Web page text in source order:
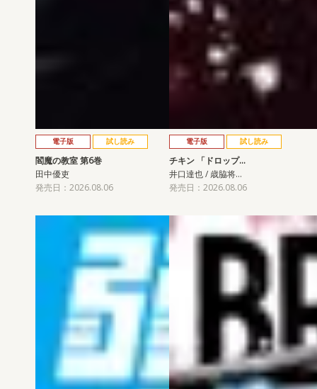
電子版 試し読み
閻魔の教室 第6巻
田中優吏
発売日：2026.08.06
電子版 試し読み
チキン 「ドロップ…
井口達也 / 歳脇将…
発売日：2026.08.06